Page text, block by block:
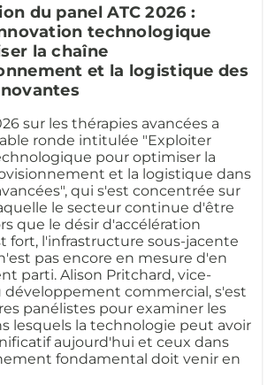
du panel ATC 2026 :
technologique
la chaîne
et la logistique des
sur les thérapies avancées a
ronde intitulée "Exploiter
pour optimiser la
et la logistique dans
qui s'est concentrée sur
le secteur continue d'être
que le désir d'accélération
fort, l'infrastructure sous-jacente
pas encore en mesure d'en
parti. Alison Pritchard, vice-
commercial, s'est
panélistes pour examiner les
lesquels la technologie peut avoir
aujourd'hui et ceux dans
fondamental doit venir en